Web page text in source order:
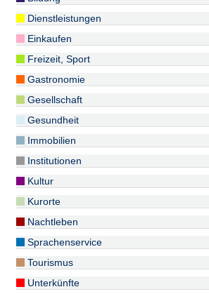
Dienstleistungen
Einkaufen
Freizeit, Sport
Gastronomie
Gesellschaft
Gesundheit
Immobilien
Institutionen
Kultur
Kurorte
Nachtleben
Sprachenservice
Tourismus
Unterkünfte